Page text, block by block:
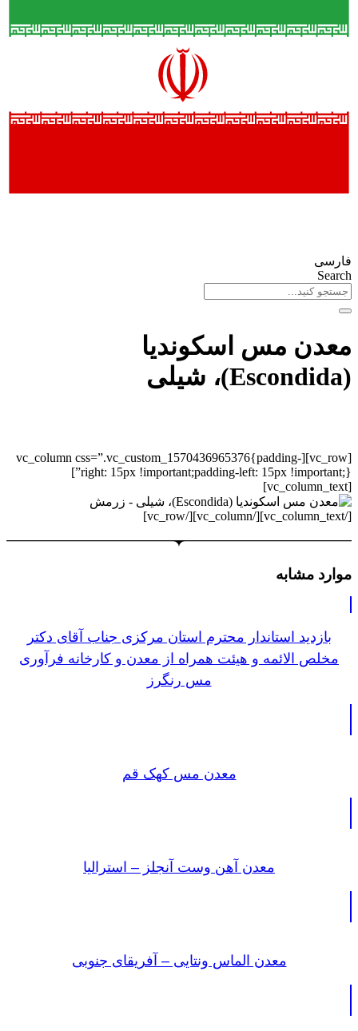
فارسی
Search
معدن مس اسکوندیا
(Escondida)، شیلی
[vc_row][vc_column css=”.vc_custom_1570436965376{padding-
right: 15px !important;padding-left: 15px !important;}”]
[vc_column_text]
[/vc_column_text][/vc_column][/vc_row]
موارد مشابه
بازدید استاندار محترم استان مرکزی جناب آقای دکتر
مخلص الائمه و هیئت همراه از معدن و کارخانه فرآوری
مس رنگرز
معدن مس کهک قم
معدن آهن وست آنجلز – استرالیا
معدن الماس ونتایی – آفریقای جنوبی